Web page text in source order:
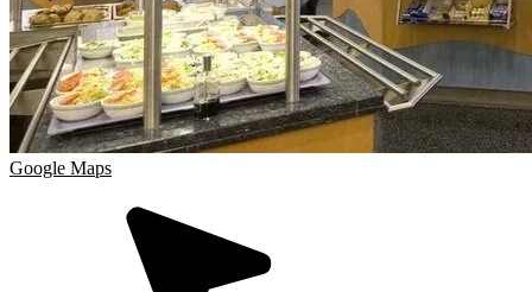
Google Maps